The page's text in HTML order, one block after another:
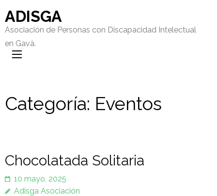
ADISGA
Asociación de Personas con Discapacidad Intelectual
en Gavà.
Categoría: Eventos
Chocolatada Solitaria
10 mayo, 2025
Adisga Asociación